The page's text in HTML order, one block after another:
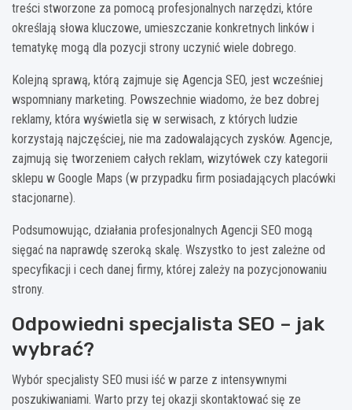
treści stworzone za pomocą profesjonalnych narzędzi, które
określają słowa kluczowe, umieszczanie konkretnych linków i
tematykę mogą dla pozycji strony uczynić wiele dobrego.
Kolejną sprawą, którą zajmuje się Agencja SEO, jest wcześniej
wspomniany marketing. Powszechnie wiadomo, że bez dobrej
reklamy, która wyświetla się w serwisach, z których ludzie
korzystają najczęściej, nie ma zadowalających zysków. Agencje,
zajmują się tworzeniem całych reklam, wizytówek czy kategorii
sklepu w Google Maps (w przypadku firm posiadających placówki
stacjonarne).
Podsumowując, działania profesjonalnych Agencji SEO mogą
sięgać na naprawdę szeroką skalę. Wszystko to jest zależne od
specyfikacji i cech danej firmy, której zależy na pozycjonowaniu
strony.
Odpowiedni specjalista SEO – jak
wybrać?
Wybór specjalisty SEO musi iść w parze z intensywnymi
poszukiwaniami. Warto przy tej okazji skontaktować się ze